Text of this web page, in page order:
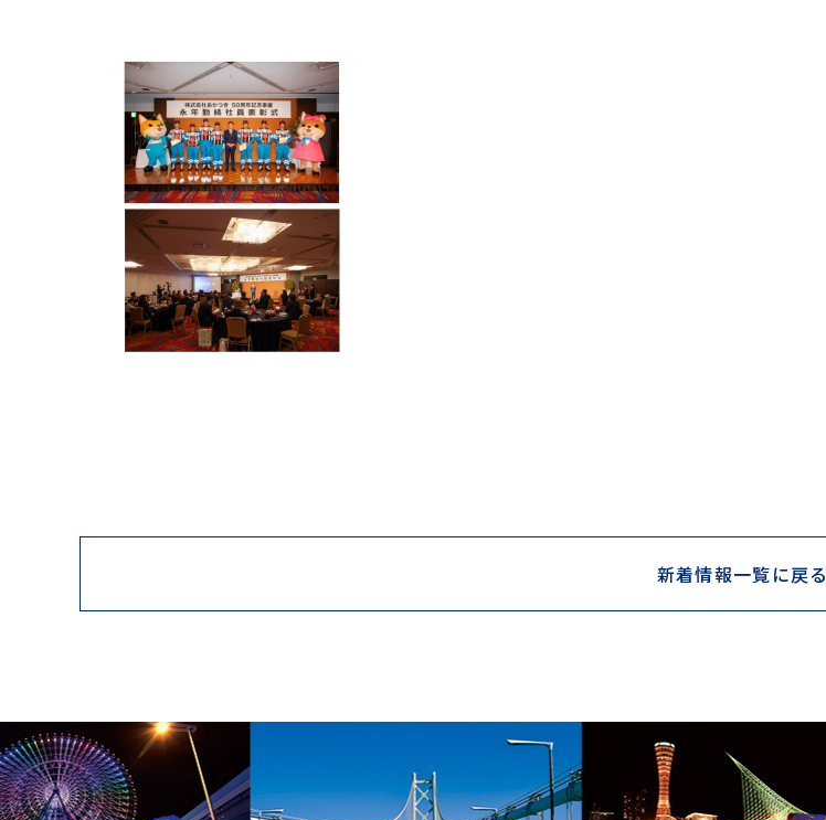
新着情報一覧に戻る